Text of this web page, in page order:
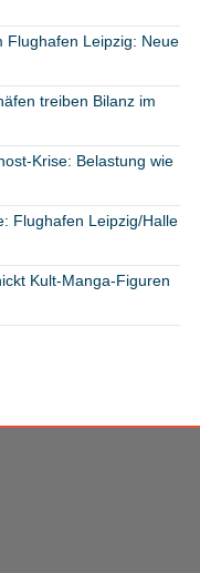
Flughafen Leipzig: Neue
treiben Bilanz im
Krise: Belastung wie
Flughafen Leipzig/Halle
Kult-Manga-Figuren